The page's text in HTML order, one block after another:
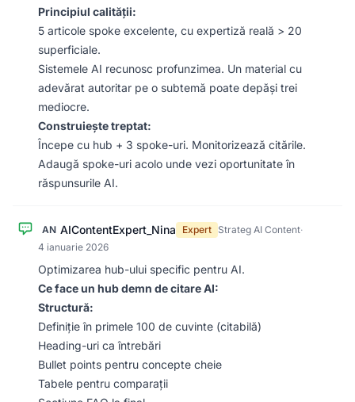
Principiul calității:
5 articole spoke excelente, cu expertiză reală > 20
superficiale.
Sistemele AI recunosc profunzimea. Un material cu
adevărat autoritar pe o subtemă poate depăși trei
mediocre.
Construiește treptat:
Începe cu hub + 3 spoke-uri. Monitorizează citările.
Adaugă spoke-uri acolo unde vezi oportunitate în
răspunsurile AI.
AN AIContentExpert_Nina Expert Strateg AI Content·
4 ianuarie 2026
Optimizarea hub-ului specific pentru AI.
Ce face un hub demn de citare AI:
Structură:
Definiție în primele 100 de cuvinte (citabilă)
Heading-uri ca întrebări
Bullet points pentru concepte cheie
Tabele pentru comparații